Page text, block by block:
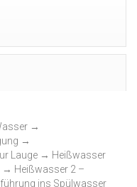
→
→
Lauge → Heißwasser
→ Heißwasser 2 –
ins Spülwasser